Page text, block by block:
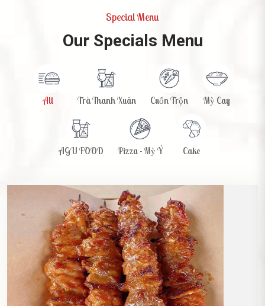
Special Menu
Our Specials Menu
All Trà Thanh Xuân Cuốn Trộn Mỳ Cay
AGU FOOD Pizza - Mỳ Ý Cake